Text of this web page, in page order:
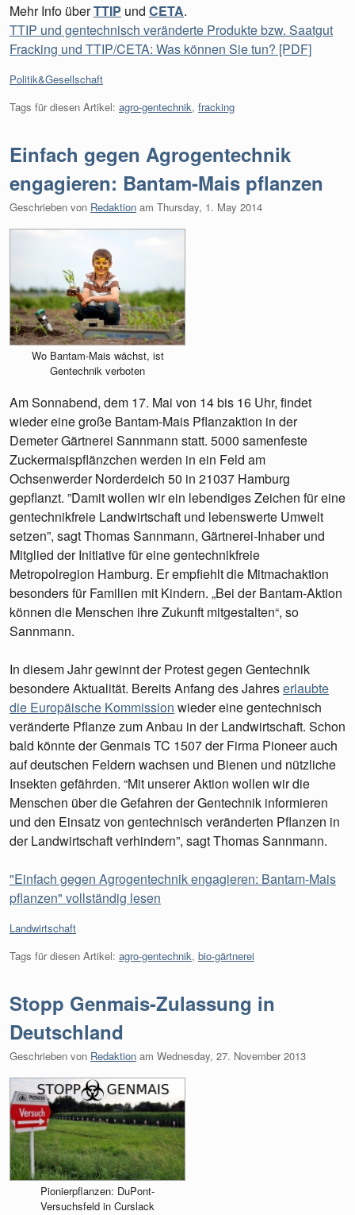
Mehr Info überTTIP und CETA.
TTIP und gentechnisch veränderte Produkte bzw. Saatgut
Fracking und TTIP/CETA: Was können Sie tun? [PDF]
Kategorien:
Politik&Gesellschaft
Tags für diesen Artikel: agro-gentechnik, fracking
Einfach gegen Agrogentechnik
engagieren: Bantam-Mais pflanzen
Geschrieben von Redaktion am Thursday, 1. May 2014
Wo Bantam-Mais wächst, ist
Gentechnik verboten
Am Sonnabend, dem 17. Mai von 14 bis 16 Uhr, findet
wieder eine große Bantam-Mais Pflanzaktion in der
Demeter Gärtnerei Sannmann statt. 5000 samenfeste
Zuckermaispflänzchen werden in ein Feld am
Ochsenwerder Norderdeich 50 in 21037 Hamburg
gepflanzt. ”Damit wollen wir ein lebendiges Zeichen für eine
gentechnikfreie Landwirtschaft und lebenswerte Umwelt
setzen”, sagt Thomas Sannmann, Gärtnerei-Inhaber und
Mitglied der Initiative für eine gentechnikfreie
Metropolregion Hamburg. Er empfiehlt die Mitmachaktion
besonders für Familien mit Kindern. „Bei der Bantam-Aktion
können die Menschen ihre Zukunft mitgestalten“, so
Sannmann.
In diesem Jahr gewinnt der Protest gegen Gentechnik
besondere Aktualität. Bereits Anfang des Jahreserlaubte
die Europäische Kommission wieder eine gentechnisch
veränderte Pflanze zum Anbau in der Landwirtschaft. Schon
bald könnte der Genmais TC 1507 der Firma Pioneer auch
auf deutschen Feldern wachsen und Bienen und nützliche
Insekten gefährden. “Mit unserer Aktion wollen wir die
Menschen über die Gefahren der Gentechnik informieren
und den Einsatz von gentechnisch veränderten Pflanzen in
der Landwirtschaft verhindern”, sagt Thomas Sannmann.
"Einfach gegen Agrogentechnik engagieren: Bantam-Mais
pflanzen" vollständig lesen
Kategorien:
Landwirtschaft
Tags für diesen Artikel: agro-gentechnik, bio-gärtnerei
Stopp Genmais-Zulassung in
Deutschland
Geschrieben von Redaktion am Wednesday, 27. November 2013
Pionierpflanzen: DuPont-
Versuchsfeld in Curslack